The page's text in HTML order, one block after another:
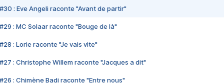
#30 : Eve Angeli raconte "Avant de partir"
#29 : MC Solaar raconte "Bouge de là"
#28 : Lorie raconte "Je vais vite"
#27 : Christophe Willem raconte "Jacques a dit"
#26 : Chimène Badi raconte "Entre nous"